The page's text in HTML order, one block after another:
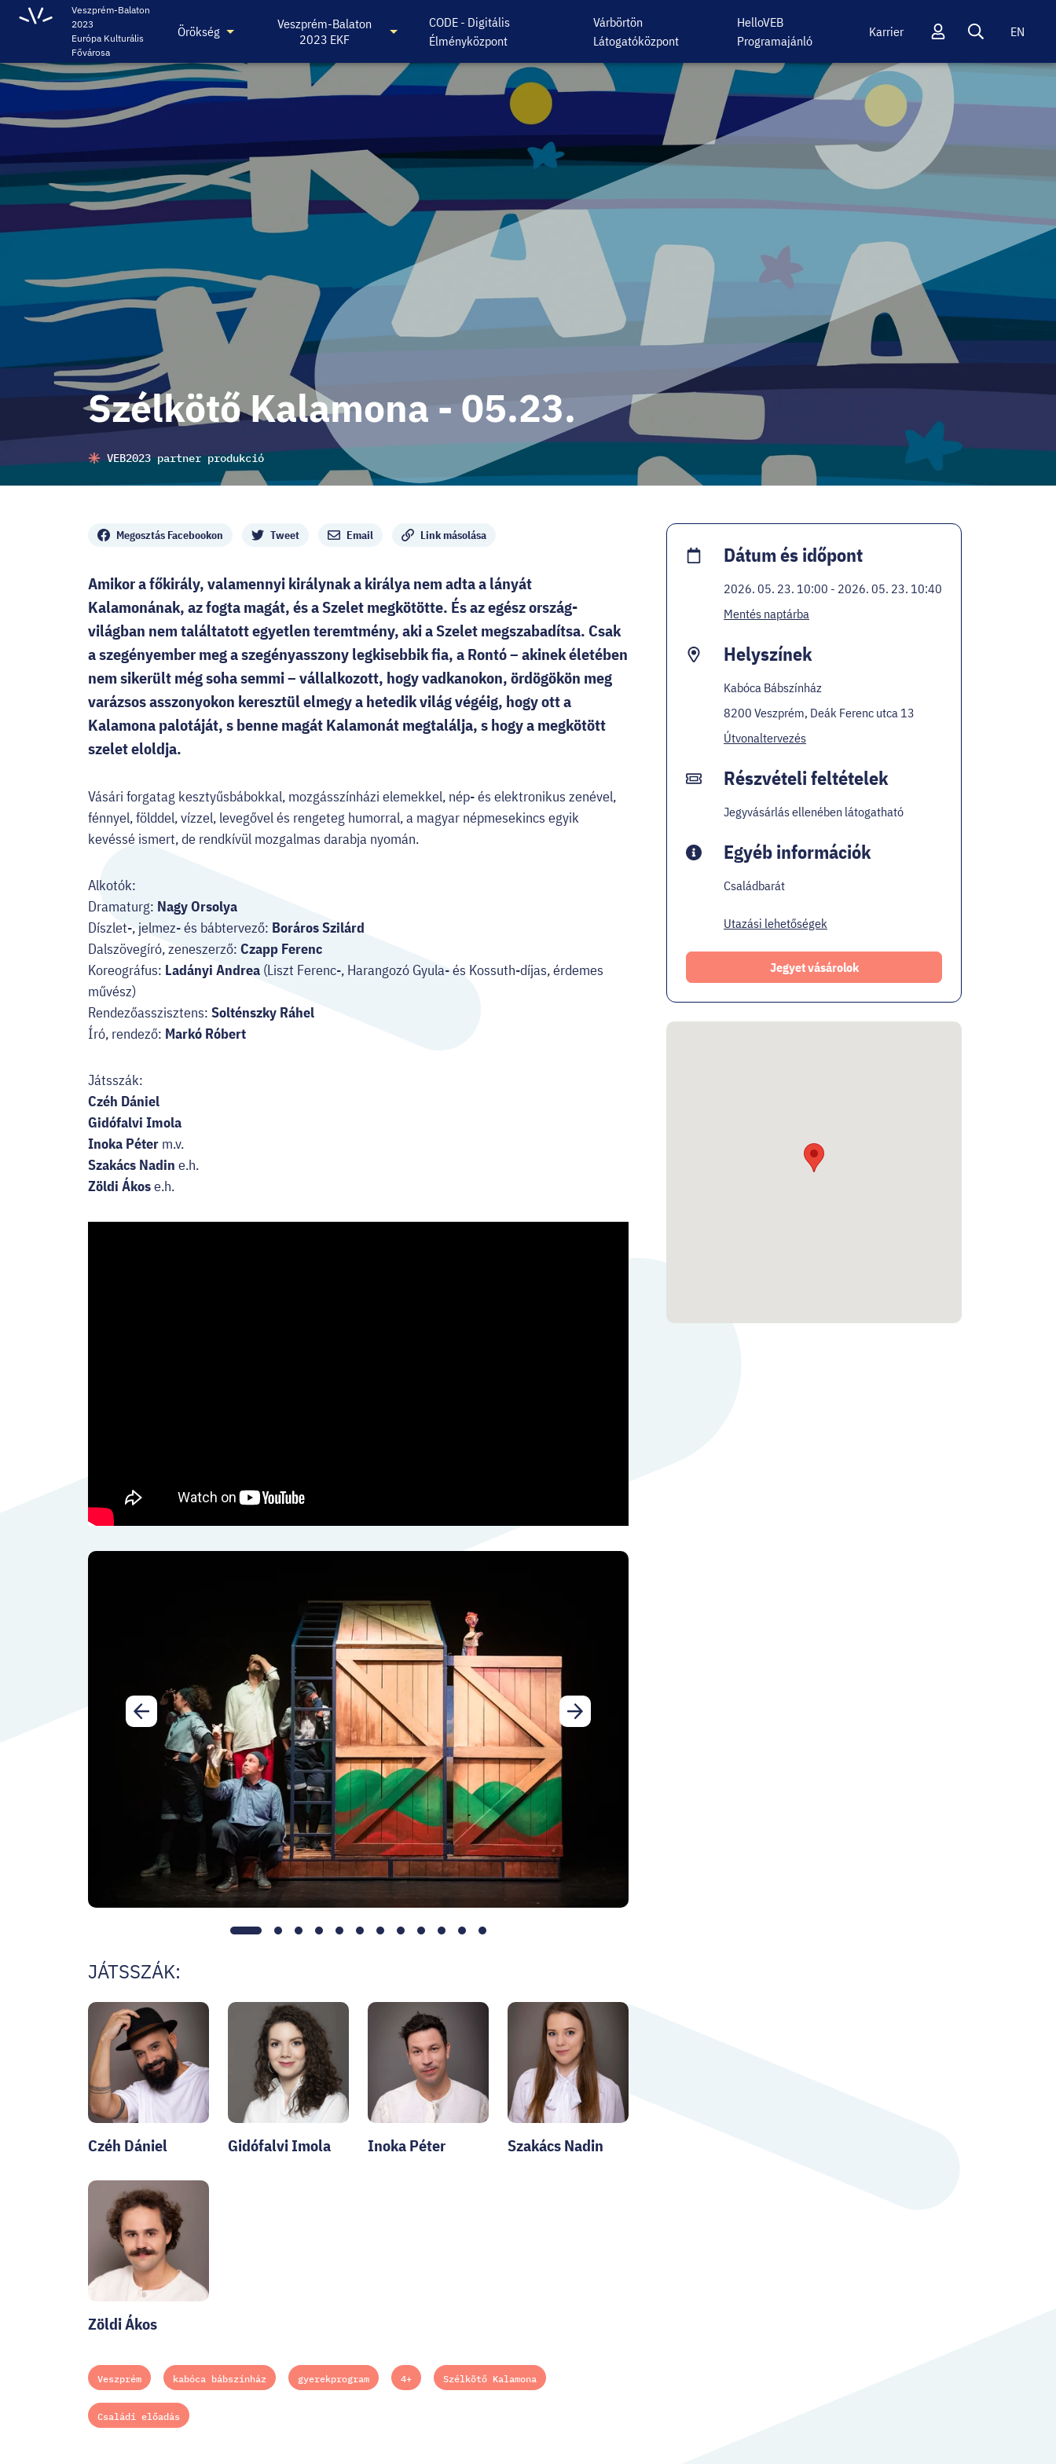
Veszprém-Balaton
2023
Európa Kulturális
Fővárosa
Örökség
Veszprém-Balaton
2023 EKF
CODE - Digitális
Élményközpont
Várbörtön
Látogatóközpont
HelloVEB
Programajánló
Karrier
EN
Szélkötő Kalamona - 05.23.
VEB2023 partner produkció
Megosztás Facebookon Tweet Email Link másolása
Amikor a főkirály, valamennyi királynak a királya nem adta a lányát
Kalamonának, az fogta magát, és a Szelet megkötötte. És az egész ország-
világban nem találtatott egyetlen teremtmény, aki a Szelet megszabadítsa. Csak
a szegényember meg a szegényasszony legkisebbik fia, a Rontó – akinek életében
nem sikerült még soha semmi – vállalkozott, hogy vadkanokon, ördögökön meg
varázsos asszonyokon keresztül elmegy a hetedik világ végéig, hogy ott a
Kalamona palotáját, s benne magát Kalamonát megtalálja, s hogy a megkötött
szelet eloldja.
Vásári forgatag kesztyűsbábokkal, mozgásszínházi elemekkel, nép- és elektronikus zenével,
fénnyel, földdel, vízzel, levegővel és rengeteg humorral, a magyar népmesekincs egyik
kevéssé ismert, de rendkívül mozgalmas darabja nyomán.
Alkotók:
Dramaturg: Nagy Orsolya
Díszlet-, jelmez- és bábtervező: Boráros Szilárd
Dalszövegíró, zeneszerző: Czapp Ferenc
Koreográfus: Ladányi Andrea (Liszt Ferenc-, Harangozó Gyula- és Kossuth-díjas, érdemes
művész)
Rendezőasszisztens: Solténszky Ráhel
Író, rendező: Markó Róbert
Játsszák:
Czéh Dániel
Gidófalvi Imola
Inoka Péter m.v.
Szakács Nadin e.h.
Zöldi Ákose.h.
1.
2.
3.
4.
5.
6.
7.
8.
9.
10.11.12.
Előző
JÁTSSZÁK:
Czéh Dániel Gidófalvi Imola Inoka Péter Szakács Nadin
Zöldi Ákos
Veszprém kabóca bábszínház gyerekprogram 4+ Szélkötő Kalamona
Családi előadás
Dátum és időpont
2026. 05. 23. 10:00 - 2026. 05. 23. 10:40
Mentés naptárba
Helyszínek
Kabóca Bábszínház
8200 Veszprém, Deák Ferenc utca 13
Útvonaltervezés
Részvételi feltételek
Jegyvásárlás ellenében látogatható
Egyéb információk
Családbarát
Utazási lehetőségek
Jegyet vásárolok